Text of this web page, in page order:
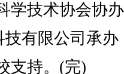
学技术协会协
有限公司承办
支持。(完)